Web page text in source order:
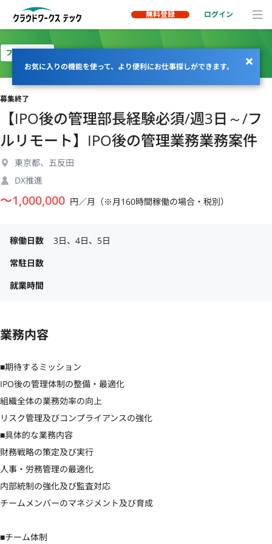
無料登録 ログイン
お気に入りの機能を使って、より便利にお仕事探しができます。
フルリモート
募集終了
【IPO後の管理部長経験必須/週3日～/フ
ルリモート】IPO後の管理業務業務案件
東京都、五反田
DX推進
〜1,000,000 円／月（※月160時間稼働の場合・税別）
稼働日数
3日、4日、5日
常駐日数
就業時間
業務内容
■期待するミッション
IPO後の管理体制の整備・最適化
組織全体の業務効率の向上
リスク管理及びコンプライアンスの強化
■具体的な業務内容
財務戦略の策定及び実行
人事・労務管理の最適化
内部統制の強化及び監査対応
チームメンバーのマネジメント及び育成
■チーム体制